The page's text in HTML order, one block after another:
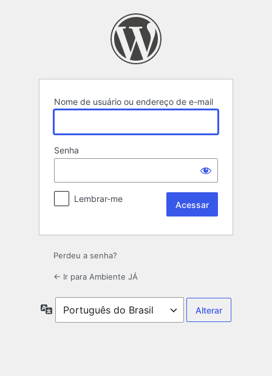
Nome de usuário ou endereço de e-mail
Senha
Lembrar-me
Perdeu a senha?
← Ir para Ambiente JÁ
Idioma